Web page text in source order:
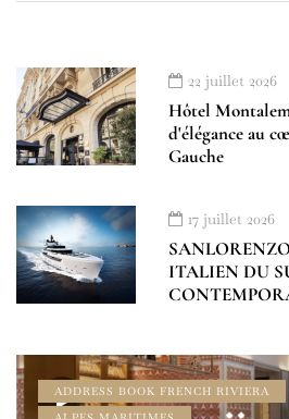
22 juillet 2026
Hôtel
d'élégance au
Gauche
17 juillet 2026
ITALIEN DU
ADDRESS BOOK FRENCH RIVIERA